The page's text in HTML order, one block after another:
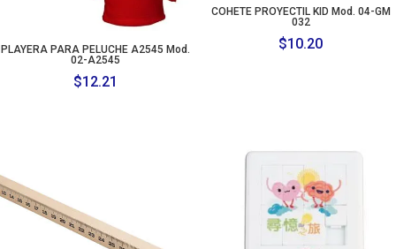
PLAYERA PARA PELUCHE A2545 Mod.
02-A2545
$12.21
COHETE PROYECTIL KID Mod. 04-GM
032
$10.20